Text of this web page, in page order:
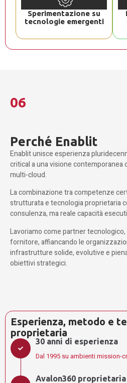
Sperimentazione su
tecnologie emergenti
06
Perché Enablit
Enablit unisce esperienza
critical a una visione contemporanea
multi-cloud.
La combinazione tra competenze
strutturata e tecnologia proprietaria
consulenza, ma reale capacità
Lavoriamo come partner
fornitore, affiancando le
infrastrutture solide, evolutive e
obiettivi strategici.
Esperienza, metodo e
proprietaria
30 anni di esperienza
Dal 1995 su ambienti mission-
Avalon360 proprietaria